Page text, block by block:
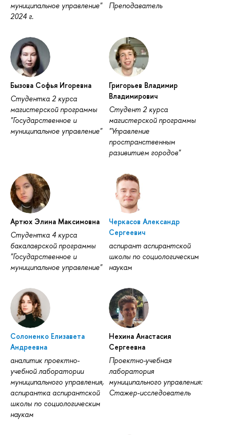
муниципальное управление"
2024 г.
Преподаватель
Бызова Софья Игоревна
Студентка 2 курса
магистерской программы
"Государственное и
муниципальное управление"
Григорьев Владимир
Владимирович
Студент 2 курса
магистерской программы
"Управление
пространственным
разивитием городов"
Артюх Элина Максимовна
Студентка 4 курса
бакалаврской программы
"Государственное и
муниципальное управление"
Черкасов Александр
Сергеевич
аспирант аспирантской
школы по социологическим
наукам
Солоненко Елизавета
Андреевна
аналитик проектно-
учебной лаборатории
муниципального управления,
аспирантка аспирантской
школы по социологическим
наукам
Нехина Анастасия
Сергеевна
Проектно-учебная
лаборатория
муниципального управления:
Стажер-исследователь